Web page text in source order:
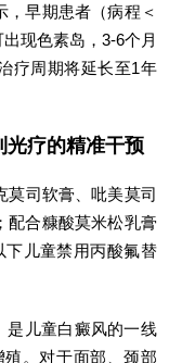
，早期患者（病程＜
现色素岛，3-6个月
疗周期将延长至1年
光疗的精准干预
莫司软膏、吡美莫司
配合糠酸莫米松乳膏
儿童禁用丙酸氟替
是儿童白癜风的一线
。对于面部、颈部